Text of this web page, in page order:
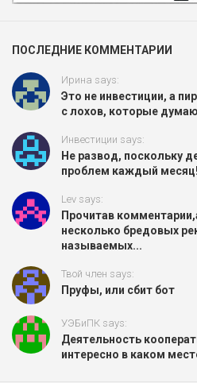
ПОСЛЕДНИЕ КОММЕНТАРИИ
Ирина says:
Это не инвестиции, а
с лохов, которые
Инвестиции says:
Не развод, поскольку
проблем каждый
Lev says:
Прочитав
несколько бредовых
называемых...
Твой член says:
Пруфы, или сбит бот
УЭБиПК says:
Деятельность
интересно в каком